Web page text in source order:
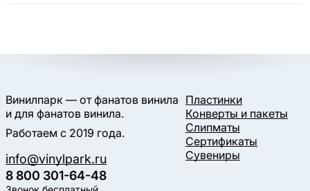
Винилпарк — от фанатов винила
и для фанатов винила.
Работаем с 2019 года.
info@vinylpark.ru
8 800 301-64-48
Пластинки
Конверты и пакеты
Слипматы
Сертификаты
Сувениры